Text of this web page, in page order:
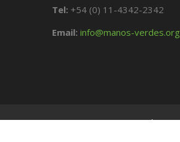
Tel: +54 (0) 11-4342-2342
Email: info@manos-verdes.org